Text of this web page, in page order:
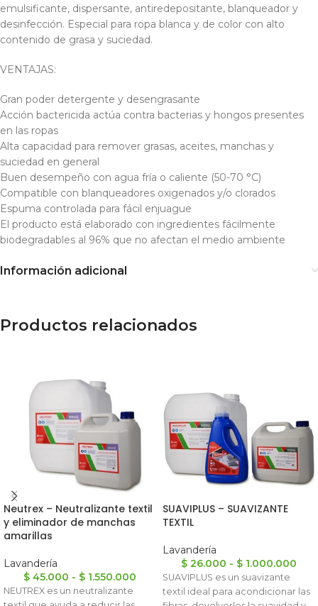
emulsificante, dispersante, antiredepositante, blanqueador y
desinfección. Especial para ropa blanca y de color con alto
contenido de grasa y suciedad.
VENTAJAS:
Gran poder detergente y desengrasante
Acción bactericida actúa contra bacterias y hongos presentes
en las ropas
Alta capacidad para remover grasas, aceites, manchas y
suciedad en general
Buen desempeño con agua fría o caliente (50-70 °C)
Compatible con blanqueadores oxigenados y/o clorados
Espuma controlada para fácil enjuague
El producto está elaborado con ingredientes fácilmente
biodegradables al 96% que no afectan el medio ambiente
Información adicional
Productos relacionados
Neutrex – Neutralizante textil
y eliminador de manchas
amarillas
Lavandería
$45.000 - $1.550.000
NEUTREX es un neutralizante
SUAVIPLUS – SUAVIZANTE
TEXTIL
Lavandería
$26.000 - $1.000.000
SUAVIPLUS es un suavizante
textil ideal para acondicionar las